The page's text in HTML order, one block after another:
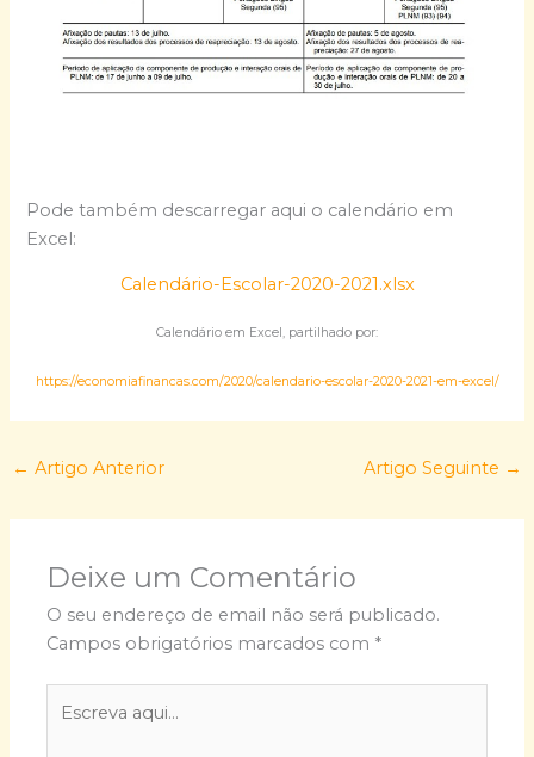
Pode também descarregar aqui o calendário em
Excel:
Calendário-Escolar-2020-2021.xlsx
Calendário em Excel, partilhado por:
https://economiafinancas.com/2020/calendario-escolar-2020-2021-em-excel/
← Artigo Anterior Artigo Seguinte →
Deixe um Comentário
O seu endereço de email não será publicado.
Campos obrigatórios marcados com *